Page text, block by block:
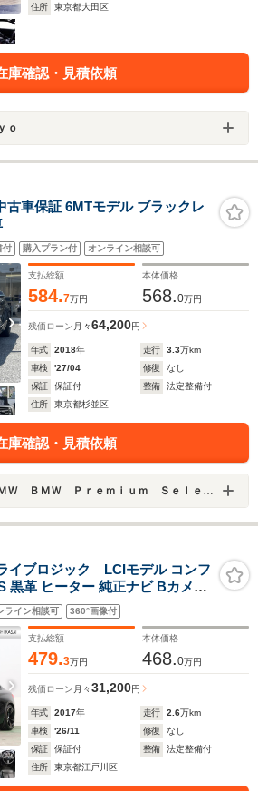
住所
東京都大田区
庫確認・見積依頼
ｏ
車保証 6MTモデル ブラックレ
付 購入プラン付 オンライン相談可
支払総額
584.7万円
本体価格
568.0万円
残価ローン 月々64,200円
年式 2018年 走行 3.3万km
車検
'27/04 修復
なし
保証
保証付 整備
法定整備付
住所
東京都杉並区
庫確認・見積依頼
ｍｉｕｍ Ｓｅｌｅｃｔｉｏｎ 杉並 ／（株）ＡＬＣ Ｍｏｔｏｒｅｎ Ｔｏｋｙｏ
イブロジック LCIモデル コンフ
黒革 ヒーター 純正ナビ Bカメラ
ボンインテリア Mキャリパー
2年保証
ライン相談可 360°画像付
支払総額
479.3万円
本体価格
468.0万円
残価ローン 月々31,200円
年式 2017年 走行 2.6万km
車検
'26/11 修復
なし
保証
保証付 整備
法定整備付
住所
東京都江戸川区